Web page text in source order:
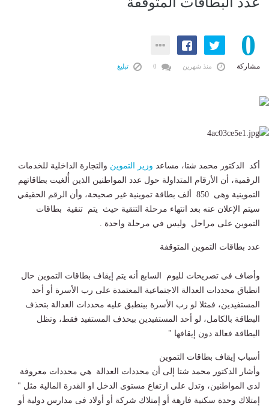
0
مشاركة منذ شهرين تبليغ
أكد الدكتور محمد شتا، مساعد وزير التموين والتجارة الداخلية للخدمات
الرقمية، أن الأرقام المتداولة حول عدد المواطنين الذين أُلغيت بطاقاتهم
التموينية وهى 850 ألف بطاقة تموينية غير صحيحة، وأن الرقم الحقيقي
سيتم الإعلان عنه بعد انتهاء مرحلة التنقية حيث يتم تنقية بطاقات
التموين على مراحل وليس في مرحلة واحدة .
عدد بطاقات التموين المتوقفة
وأضاف فى تصريحات لليوم السابع أنه يتم إيقاف بطاقات التموين حال
انطباق محددات العدالة الاجتماعية المعتمدة على رب الأسرة أو أحد
المستفيدين، فمثلا لو رب الأسرة بينطبق عليه محددات العدالة بتحذف
البطاقة بالكامل، لو أحد المستفيدين بيحذف المستفيد فقط، وتظل
البطاقة فعالة دون إيقافها "
أسباب إيقاف بطاقات التموين
وأشار الدكتور محمد شتا إلى أن محددات العدالة هي محددات معروفة
لدى المواطنين، وتدل على ارتفاع مستوى الدخل او القدرة المالية مثل "
إمتلاك وحدة سكنية فارهة أو إمتلاك شركة أو أولاد فى مدارس دولية أو